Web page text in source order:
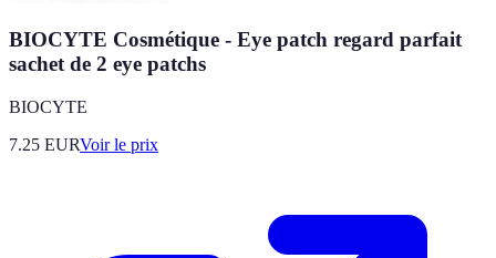
BIOCYTE Cosmétique - Eye patch regard parfait
sachet de 2 eye patchs
BIOCYTE
7.25 EURVoir le prix